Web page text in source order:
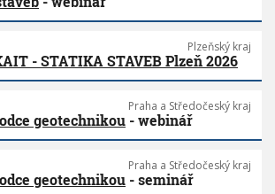
Plzeňský kraj
- STATIKA STAVEB Plzeň 2026
Praha a Středočeský kraj
geotechnikou - webinář
Praha a Středočeský kraj
geotechnikou - seminář